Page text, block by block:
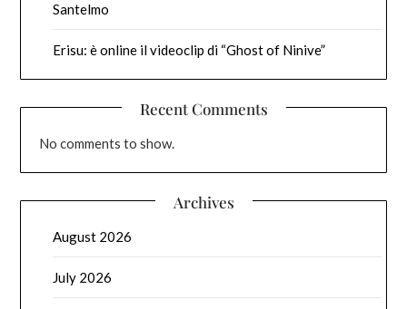
Santelmo
Erisu: è online il videoclip di “Ghost of Ninive”
Recent Comments
No comments to show.
Archives
August 2026
July 2026